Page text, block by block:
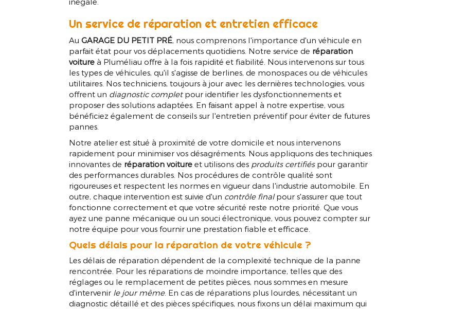
Un service de réparation et entretien efficace
AuGARAGE DU PETIT PRÉ, nous comprenons l'importance d'un véhicule en
parfait état pour vos déplacements quotidiens. Notre service de réparation
voiture à Pluméliau offre à la fois rapidité et fiabilité. Nous intervenons sur tous
les types de véhicules, qu'il s'agisse de berlines, de monospaces ou de véhicules
utilitaires. Nos techniciens, toujours à jour avec les dernières technologies, vous
offrent un diagnostic completpour identifier les dysfonctionnements et
proposer des solutions adaptées. En faisant appel à notre expertise, vous
bénéficiez également de conseils sur l'entretien préventif pour éviter de futures
pannes.
Notre atelier est situé à proximité de votre domicile et nous intervenons
rapidement pour minimiser vos désagréments. Nous appliquons des techniques
innovantes de réparation voiture et utilisons des produits certifiéspour garantir
des performances durables. Nos procédures de contrôle qualité sont
rigoureuses et respectent les normes en vigueur dans l'industrie automobile. En
outre, chaque intervention est suivie d'un contrôle finalpour s'assurer que tout
fonctionne correctement et que votre sécurité reste notre priorité. Que vous
ayez une panne mécanique ou un souci électronique, vous pouvez compter sur
notre équipe pour vous fournir une prestation fiable et efficace.
Quels délais pour la réparation de votre véhicule ?
Les délais de réparation dépendent de la complexité technique de la panne
rencontrée. Pour les réparations de moindre importance, telles que des
réglages ou le remplacement de petites pièces, nous sommes en mesure
d'intervenir le jour même. En cas de réparations plus lourdes, nécessitant un
diagnostic détaillé et des pièces spécifiques, nous fixons un délai maximum qui